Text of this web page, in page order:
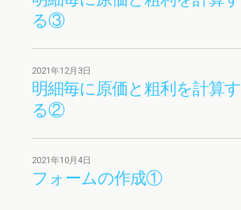
る③
2021年12月3日
明細毎に原価と粗利を計算す
る②
2021年10月4日
フォームの作成①